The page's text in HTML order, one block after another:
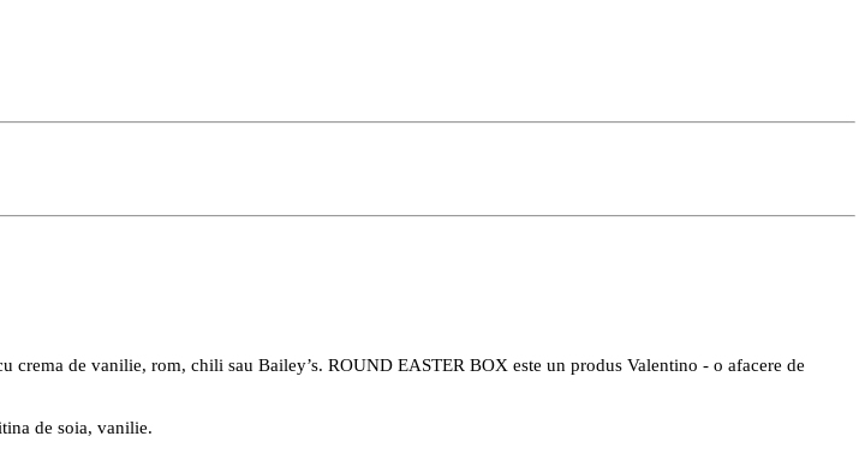
de vanilie, rom, chili sau Bailey’s. ROUND EASTER BOX este un produs Valentino - o afacere de
de soia, vanilie.